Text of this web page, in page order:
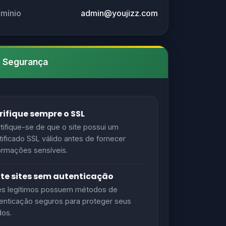
admin@youjizz.com
sempre o SSL
se de que o site possui um
SSL válido antes de fornecer
sensíveis.
sites sem autenticação
legítimos possuem métodos de
seguros para proteger seus